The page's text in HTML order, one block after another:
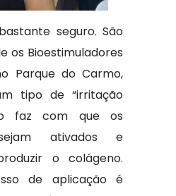
seguro. São
os Bioestimuladores
Parque do Carmo,
tipo de “irritação
faz com que os
ativados e
o colágeno.
de aplicação é